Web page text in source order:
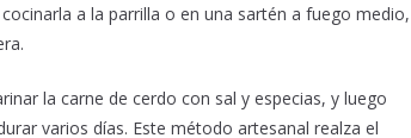
a la parrilla o en una sartén a fuego medio,
la carne de cerdo con sal y especias, y luego
varios días. Este método artesanal realza el